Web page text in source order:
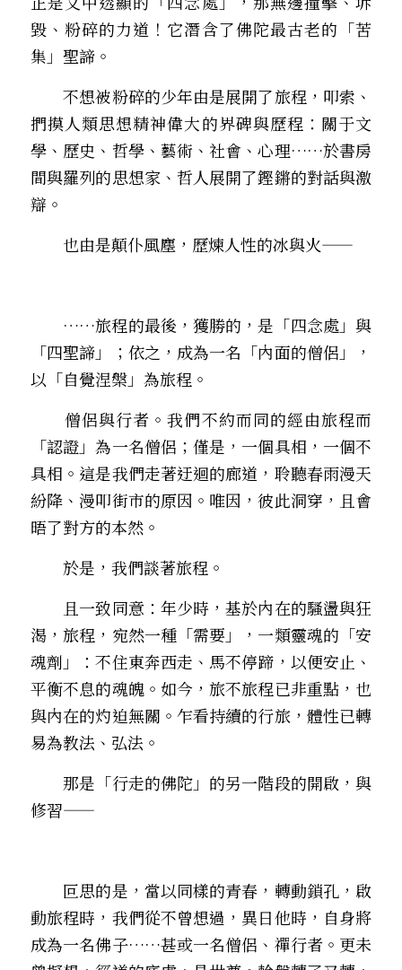
毀、粉碎的力道！它潛含了佛陀最古老的「苦
集」聖諦。
不想被粉碎的少年由是展開了旅程，叩索、
捫摸人類思想精神偉大的界碑與歷程：關于文
學、歷史、哲學、藝術、社會、心理……於書房
間與羅列的思想家、哲人展開了鏗鏘的對話與激
辯。
也由是顛仆風塵，歷煉人性的冰與火——
……旅程的最後，獲勝的，是「四念處」與
「四聖諦」；依之，成為一名「內面的僧侶」，
以「自覺涅槃」為旅程。
僧侶與行者。我們不約而同的經由旅程而
「認證」為一名僧侶；僅是，一個具相，一個不
具相。這是我們走著迂迴的廊道，聆聽春雨漫天
紛降、漫叩街市的原因。唯因，彼此洞穿，且會
晤了對方的本然。
於是，我們談著旅程。
且一致同意：年少時，基於內在的騷盪與狂
渴，旅程，宛然一種「需要」，一類靈魂的「安
魂劑」：不住東奔西走、馬不停蹄，以便安止、
平衡不息的魂魄。如今，旅不旅程已非重點，也
與內在的灼迫無關。乍看持續的行旅，體性已轉
易為教法、弘法。
那是「行走的佛陀」的另一階段的開啟，與
修習——
叵思的是，當以同樣的青春，轉動鎖孔，啟
動旅程時，我們從不曾想過，異日他時，自身將
成為一名佛子……甚或一名僧侶、禪行者。更未